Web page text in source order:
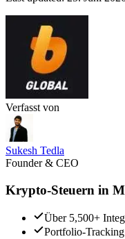
Verfasst von
Sukesh Tedla
Founder & CEO
Krypto-Steuern in
Über 5,500+
Portfolio-Tracking